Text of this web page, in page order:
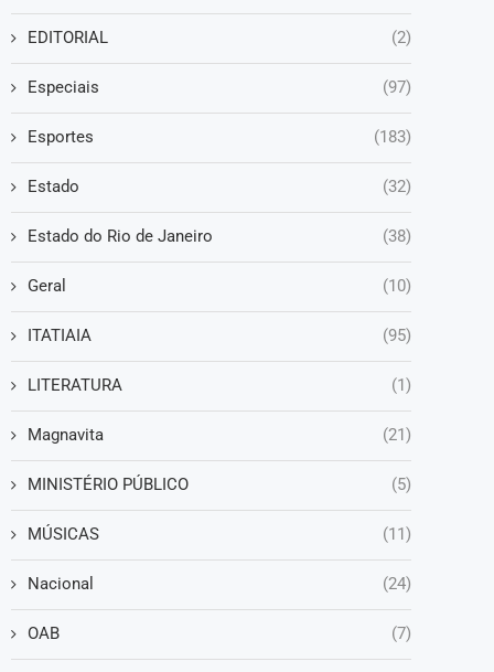
EDITORIAL (2)
Especiais (97)
Esportes (183)
Estado (32)
Estado do Rio de Janeiro (38)
Geral (10)
ITATIAIA (95)
LITERATURA (1)
Magnavita (21)
MINISTÉRIO PÚBLICO (5)
MÚSICAS (11)
Nacional (24)
OAB (7)